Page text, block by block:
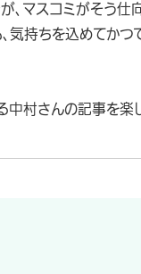
、マスコミがそう仕
気持ちを込めてか
村さんの記事を楽